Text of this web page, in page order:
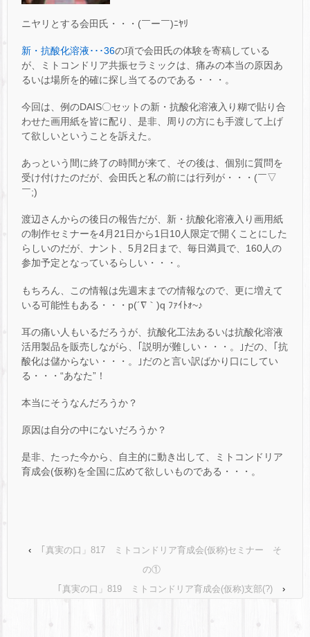
ニヤリとする会田氏・・・(￣ー￣)ﾆﾔﾘ
新・抗酸化溶液･･･36の項で会田氏の体験を寄稿している
が、ミトコンドリア共振セラミックは、痛みの本当の原因あ
るいは場所を的確に探し当てるのである・・・。
今回は、例のDAIS〇セットの新・抗酸化溶液入り糊で貼り合
わせた画用紙を皆に配り、是非、周りの方にも手渡して上げ
て欲しいということを訴えた。
あっという間に終了の時間が来て、その後は、個別に質問を
受け付けたのだが、会田氏と私の前には行列が・・・(￣▽
￣;)
渡辺さんからの後日の報告だが、新・抗酸化溶液入り画用紙
の制作セミナーを4月21日から1日10人限定で開くことにした
らしいのだが、ナント、5月2日まで、毎日満員で、160人の
参加予定となっているらしい・・・。
もちろん、この情報は先週末までの情報なので、更に増えて
いる可能性もある・・・p(´∇｀)q ﾌｧｲﾄｫ~♪
耳の痛い人もいるだろうが、抗酸化工法あるいは抗酸化溶液
活用製品を販売しながら、｢説明が難しい・・・。｣だの、｢抗
酸化は儲からない・・・。｣だのと言い訳ばかり口にしてい
る・・・“あなた”！
本当にそうなんだろうか？
原因は自分の中にないだろうか？
是非、たった今から、自主的に動き出して、ミトコンドリア
育成会(仮称)を全国に広めて欲しいものである・・・。
‹
｢真実の口」817 ミトコンドリア育成会(仮称)セミナー そ
の①
｢真実の口」819 ミトコンドリア育成会(仮称)支部(?)
›